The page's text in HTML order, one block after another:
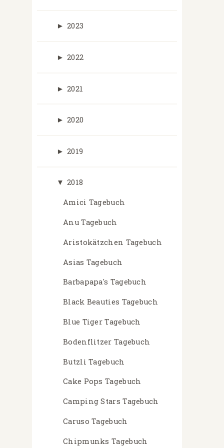
► 2023
► 2022
► 2021
► 2020
► 2019
▼ 2018
Amici Tagebuch
Anu Tagebuch
Aristokätzchen Tagebuch
Asias Tagebuch
Barbapapa's Tagebuch
Black Beauties Tagebuch
Blue Tiger Tagebuch
Bodenflitzer Tagebuch
Butzli Tagebuch
Cake Pops Tagebuch
Camping Stars Tagebuch
Caruso Tagebuch
Chipmunks Tagebuch